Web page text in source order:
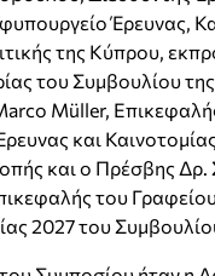
Έρευνας,
της Κύπρου,
του Συμβουλίου
Müller,
και
και ο Πρέσβης Δρ.
του
2027 του